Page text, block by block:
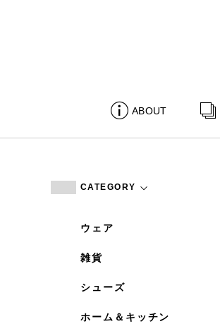
ABOUT
CATEGORY
ウェア
雑貨
シューズ
ホーム＆キッチン